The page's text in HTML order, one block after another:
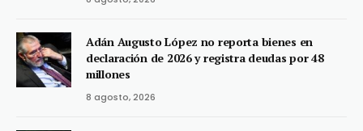
Adán Augusto López no reporta bienes en
declaración de 2026 y registra deudas por 48
millones
8 agosto, 2026